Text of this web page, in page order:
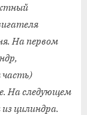
На первом
часть)
На следующем
цилиндра.